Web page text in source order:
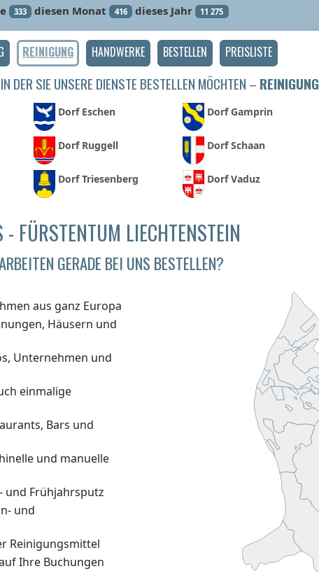
333 diesen Monat 416 dieses Jahr 11 275
REINIGUNG HANDWERKE BESTELLEN PREISLISTE
DER SIE UNSERE DIENSTE BESTELLEN MÖCHTEN – REINIGUNG
Dorf Eschen Dorf Gamprin
Dorf Ruggell Dorf Schaan
Dorf Triesenberg Dorf Vaduz
- FÜRSTENTUM LIECHTENSTEIN
GERADE BEI UNS BESTELLEN?
aus ganz Europa
Häusern und
Unternehmen und
einmalige
Bars und
und manuelle
und Frühjahrsputz
und
Reinigungsmittel
Ihre Buchungen